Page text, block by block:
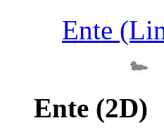
Ente
Ente (2D)